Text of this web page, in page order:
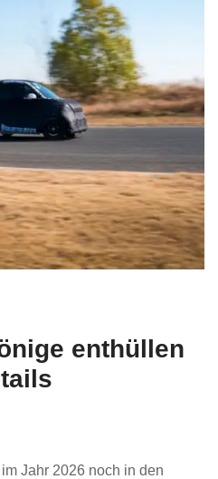
enthüllen
Jahr 2026 noch in den